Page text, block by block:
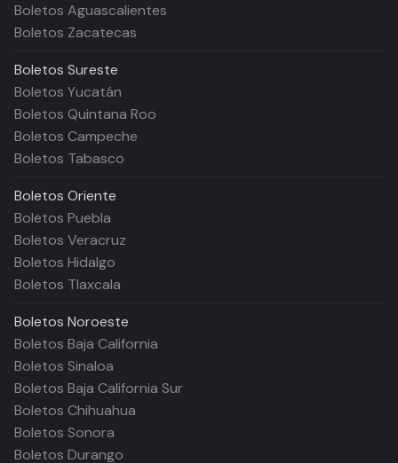
Boletos Aguascalientes
Boletos Zacatecas
Boletos Sureste
Boletos Yucatán
Boletos Quintana Roo
Boletos Campeche
Boletos Tabasco
Boletos Oriente
Boletos Puebla
Boletos Veracruz
Boletos Hidalgo
Boletos Tlaxcala
Boletos Noroeste
Boletos Baja California
Boletos Sinaloa
Boletos Baja California Sur
Boletos Chihuahua
Boletos Sonora
Boletos Durango